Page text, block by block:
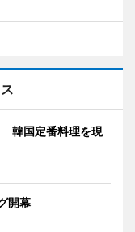
韓国定番料理を現
開幕